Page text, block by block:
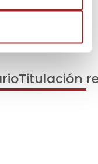
Titulación